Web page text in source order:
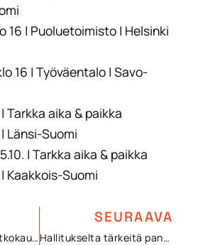
16 | Puoluetoimisto | Helsinki
16 | Työväentalo | Savo-
Tarkka aika & paikka
Länsi-Suomi
| Tarkka aika & paikka
Kaakkois-Suomi
Ville Kurtti ei hae jatkokautta SONKin puheenjohtajana
SEURAAVA
Hallitukselta tärkeitä panostuksia tulevaisuuteen, mutta opiskelijoille vain lisää töitä.